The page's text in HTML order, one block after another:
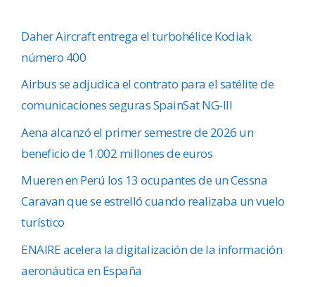
Daher Aircraft entrega el turbohélice Kodiak
número 400
Airbus se adjudica el contrato para el satélite de
comunicaciones seguras SpainSat NG-III
Aena alcanzó el primer semestre de 2026 un
beneficio de 1.002 millones de euros
Mueren en Perú los 13 ocupantes de un Cessna
Caravan que se estrelló cuando realizaba un vuelo
turístico
ENAIRE acelera la digitalización de la información
aeronáutica en España